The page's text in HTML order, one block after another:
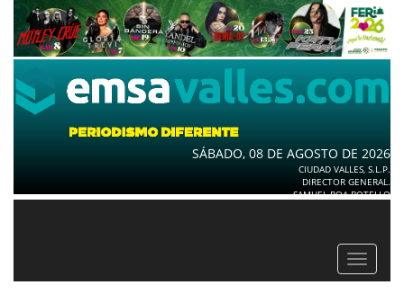
SÁBADO, 08 DE AGOSTO DE 2026
CIUDAD VALLES, S.L.P.
DIRECTOR GENERAL.
SAMUEL ROA BOTELLO
Toggle